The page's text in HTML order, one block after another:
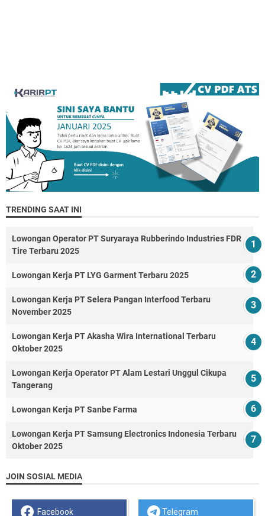
TRENDING SAAT INI
Lowongan Operator PT Suryaraya Rubberindo Industries FDR
Tire Terbaru 2025
Lowongan Kerja PT LYG Garment Terbaru 2025
Lowongan Kerja PT Selera Pangan Interfood Terbaru
November 2025
Lowongan Kerja PT Akasha Wira International Terbaru
Oktober 2025
Lowongan Kerja Operator PT Alam Lestari Unggul Cikupa
Tangerang
Lowongan Kerja PT Sanbe Farma
Lowongan Kerja PT Samsung Electronics Indonesia Terbaru
Oktober 2025
JOIN SOSIAL MEDIA
Facebook Telegram